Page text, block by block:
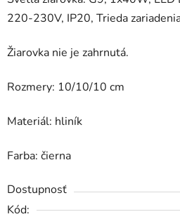
220-230V, IP20, Trieda
Žiarovka nie je zahrnutá.
Rozmery: 10/10/10 cm
Materiál: hliník
Farba: čierna
Dostupnosť
Kód: